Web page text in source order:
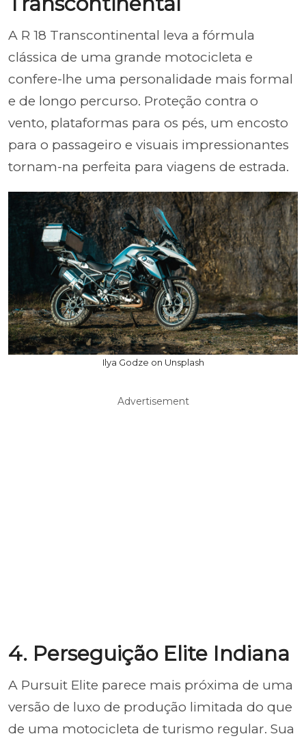
A R 18 Transcontinental leva a fórmula
clássica de uma grande motocicleta e
confere-lhe uma personalidade mais formal
e de longo percurso. Proteção contra o
vento, plataformas para os pés, um encosto
para o passageiro e visuais impressionantes
tornam-na perfeita para viagens de estrada.
Ilya Godze on Unsplash
Advertisement
4. Perseguição Elite Indiana
A Pursuit Elite parece mais próxima de uma
versão de luxo de produção limitada do que
de uma motocicleta de turismo regular. Sua